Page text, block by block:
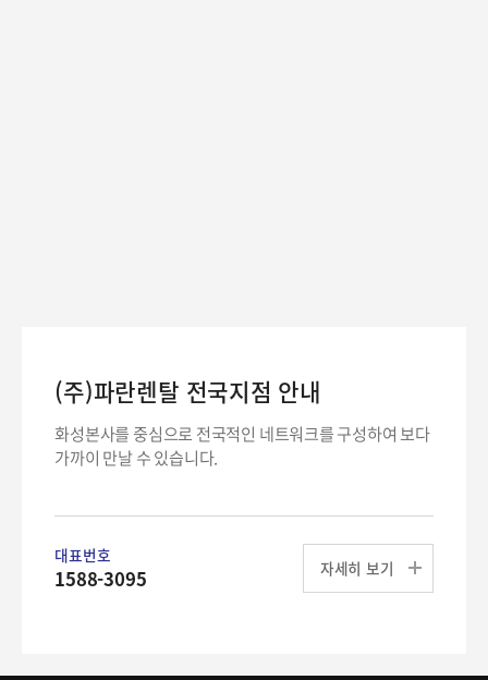
(주)파란렌탈 전국지점 안내
화성본사를 중심으로 전국적인 네트워크를구성하여 보다
가까이 만날 수 있습니다.
대표번호
1588-3095 자세히 보기